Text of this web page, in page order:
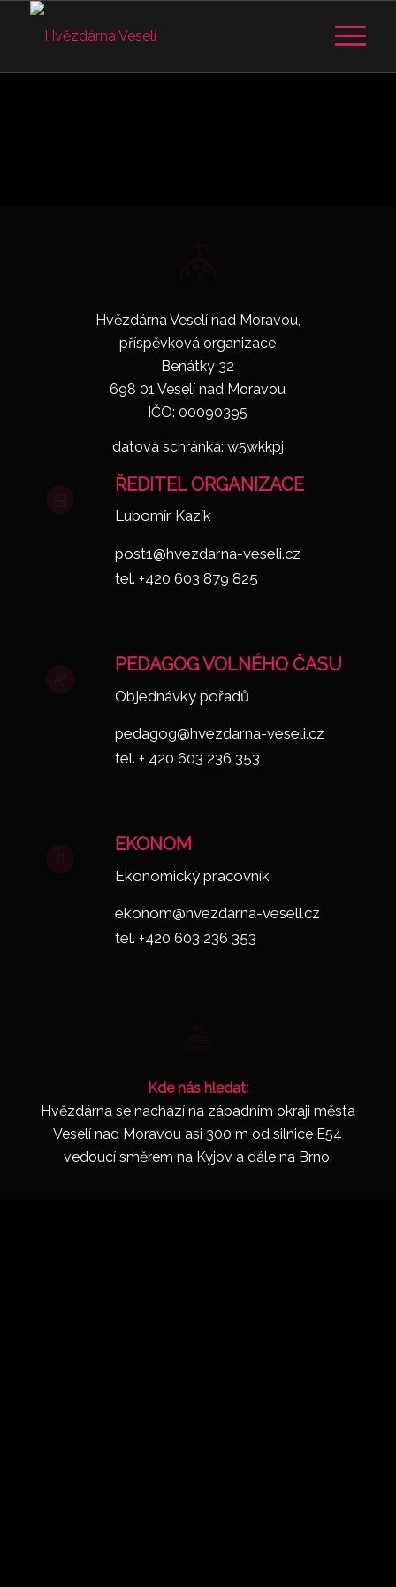
Hvězdárna Veselí nad Moravou,
příspěvková organizace
Benátky 32
698 01 Veselí nad Moravou
IČO: 00090395
datová schránka: w5wkkpj
ŘEDITEL ORGANIZACE
Lubomír Kazík
post1@hvezdarna-veseli.cz
tel. +420 603 879 825
PEDAGOG VOLNÉHO ČASU
Objednávky pořadů
pedagog@hvezdarna-veseli.cz
tel. + 420 603 236 353
EKONOM
Ekonomický pracovník
ekonom@hvezdarna-veseli.cz
tel. +420 603 236 353
Kde nás hledat:
Hvězdárna se nachází na západním okraji města
Veselí nad Moravou asi 300 m od silnice E54
vedoucí směrem na Kyjov a dále na Brno.